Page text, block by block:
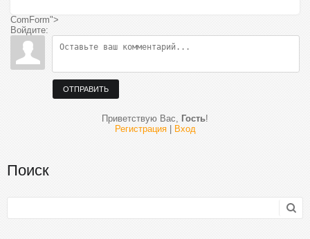
ComForm">
Войдите:
ОТПРАВИТЬ
Приветствую Вас, Гость!
Регистрация| Вход
Поиск